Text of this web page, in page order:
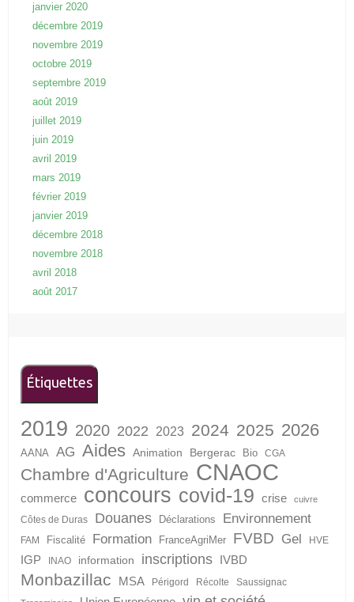
janvier 2020
décembre 2019
novembre 2019
octobre 2019
septembre 2019
août 2019
juillet 2019
juin 2019
avril 2019
mars 2019
février 2019
janvier 2019
décembre 2018
novembre 2018
avril 2018
août 2017
Étiquettes
2019 2020 2022 2023 2024 2025 2026
AANA AG Aides Animation Bergerac Bio CGA
Chambre d'Agriculture CNAOC
commerce concours covid-19 crise cuivre
Côtes de Duras Douanes Déclarations Environnement
FAM Fiscalité Formation FranceAgriMer FVBD Gel HVE
IGP INAO information inscriptions IVBD
Monbazillac MSA Périgord Récolte Saussignac